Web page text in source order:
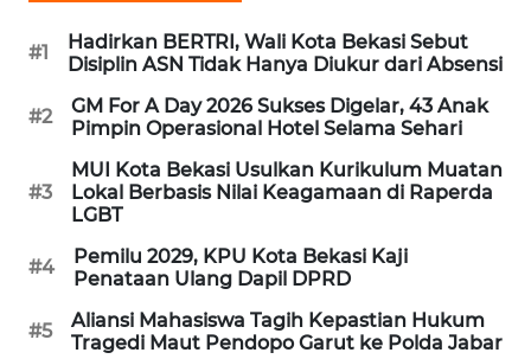
#1
Hadirkan BERTRI, Wali Kota Bekasi Sebut
Disiplin ASN Tidak Hanya Diukur dari Absensi
#2
GM For A Day 2026 Sukses Digelar, 43 Anak
Pimpin Operasional Hotel Selama Sehari
#3
MUI Kota Bekasi Usulkan Kurikulum Muatan
Lokal Berbasis Nilai Keagamaan di Raperda
LGBT
#4
Pemilu 2029, KPU Kota Bekasi Kaji
Penataan Ulang Dapil DPRD
#5
Aliansi Mahasiswa Tagih Kepastian Hukum
Tragedi Maut Pendopo Garut ke Polda Jabar
ENERGI
NEWS
CILEUNGSI
NEWS
BERKAT
NEWS
BERAMPU